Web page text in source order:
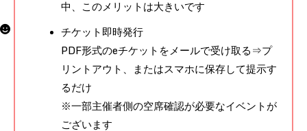
中、このメリットは大きいです
チケット即時発行
PDF形式のeチケットをメールで受け取る⇒プ
リントアウト、またはスマホに保存して提示す
るだけ
※一部主催者側の空席確認が必要なイベントが
ございます